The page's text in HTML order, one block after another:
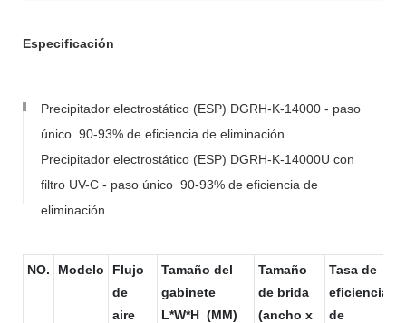
Especificación
Precipitador electrostático (ESP) DGRH-K-14000 - paso
único 90-93% de eficiencia de eliminación
Precipitador electrostático (ESP) DGRH-K-14000U con
filtro UV-C - paso único 90-93% de eficiencia de
eliminación
NO. Modelo
Flujo
de
aire
Tamaño del
gabinete
L*W*H (MM)
Tamaño
de brida
(ancho x
Tasa de
eficiencia
de